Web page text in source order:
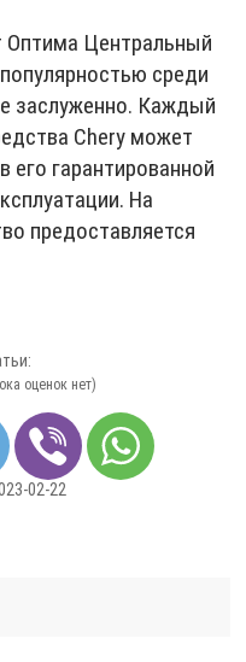
Оптима Центральный
среди
заслуженно. Каждый
Chery может
его гарантированной
На
предоставляется
оценок нет)
02-22